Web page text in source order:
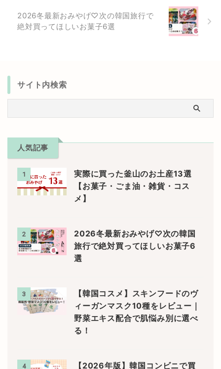
2026冬最新おみやげ♡次の韓国旅行で
絶対買ってほしいお菓子6選
サイト内検索
人気記事
1
実際に買った釜山のお土産13選
【お菓子・ごま油・雑貨・コス
メ】
2
2026冬最新おみやげ♡次の韓国
旅行で絶対買ってほしいお菓子6
選
3
【韓国コスメ】スキンフードのヴ
ィーガンマスク10種をレビュー｜
野菜エキス配合で肌悩み別に選べ
る！
4 【2026年版】韓国コンビニで買